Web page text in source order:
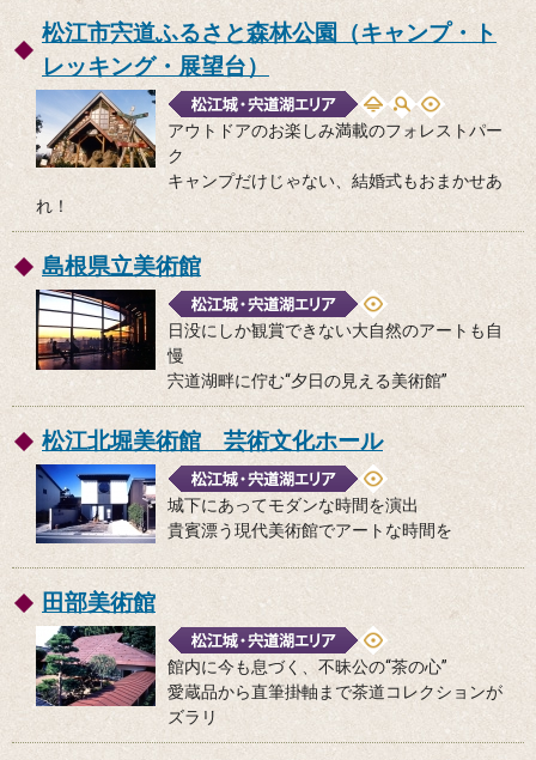
松江市宍道ふるさと森林公園（キャンプ・ト
レッキング・展望台）
アウトドアのお楽しみ満載のフォレストパー
ク
キャンプだけじゃない、結婚式もおまかせあ
れ！
島根県立美術館
日没にしか観賞できない大自然のアートも自
慢
宍道湖畔に佇む“夕日の見える美術館”
松江北堀美術館 芸術文化ホール
城下にあってモダンな時間を演出
貴賓漂う現代美術館でアートな時間を
田部美術館
館内に今も息づく、不昧公の“茶の心”
愛蔵品から直筆掛軸まで茶道コレクションが
ズラリ